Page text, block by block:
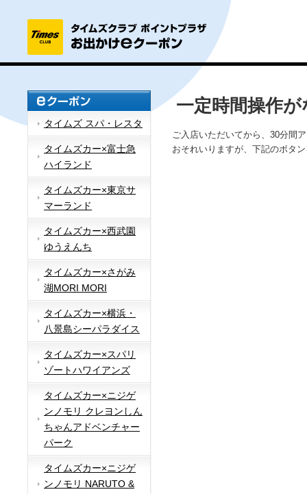
タイムズ スパ・レスタ
タイムズカー×富士急
ハイランド
タイムズカー×東京サ
マーランド
タイムズカー×西武園
ゆうえんち
タイムズカー×さがみ
湖MORI MORI
タイムズカー×横浜・
八景島シーパラダイス
タイムズカー×スパリ
ゾートハワイアンズ
タイムズカー×ニジゲ
ンノモリ クレヨンしん
ちゃんアドベンチャー
パーク
タイムズカー×ニジゲ
ンノモリ NARUTO &
一定時間操作
ご入店いただいてから、30分間
おそれいりますが、下記のボタ